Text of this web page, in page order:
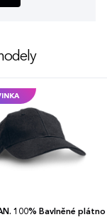
100% Bavlněné plátno